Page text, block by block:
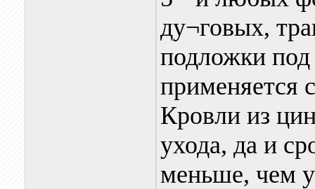
ду¬говых,
подложки под
применяется
Кровли из
ухода, да и
меньше, чем